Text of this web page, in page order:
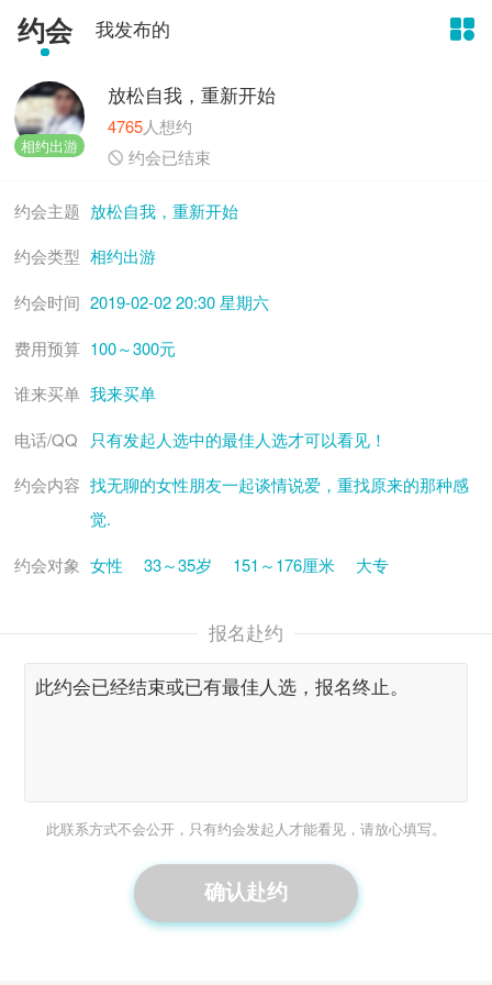
约会 我发布的
相约出游
放松自我，重新开始
4765人想约
 约会已结束
约会主题 放松自我，重新开始
约会类型 相约出游
约会时间 2019-02-02 20:30 星期六
费用预算 100～300元
谁来买单 我来买单
电话/QQ
只有发起人选中的最佳人选才可以看见！
约会内容 找无聊的女性朋友一起谈情说爱，重找原来的那种感
觉.
约会对象 女性 33～35岁 151～176厘米 大专
报名赴约
此联系方式不会公开，只有约会发起人才能看见，请放心填写。
